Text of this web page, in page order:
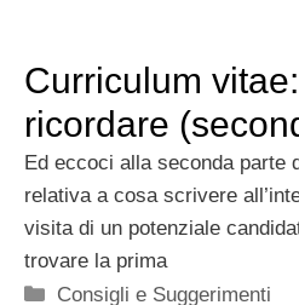
Curriculum
ricordare
Ed eccoci alla seconda parte
relativa a cosa scrivere
visita di un potenziale
trovare la prima
Categorie
Consigli e Suggerimenti